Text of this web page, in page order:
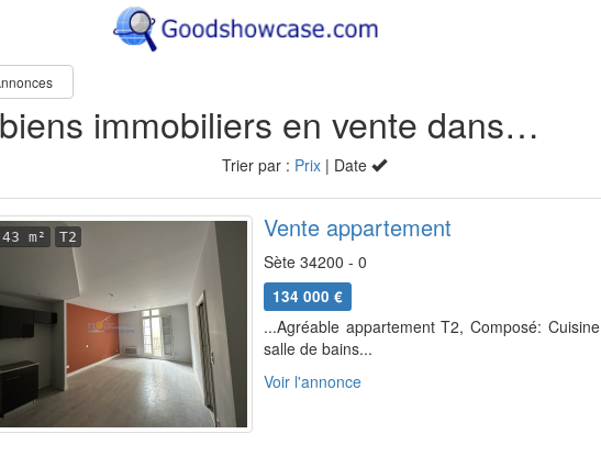
21 biens immobiliers en vente dans l'agence BOIX Alba
Trier par : Prix| Date
43 m² T2 Vente appartement
Sète 34200 - 0
134 000 €
...Agréable appartement T2, Composé:
salle de bains...
Voir l'annonce